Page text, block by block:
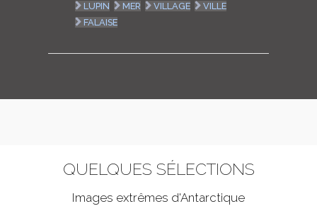
LUPIN MER VILLAGE
VILLE
FALAISE
QUELQUES SÉLECTIONS
Images extrêmes d'Antarctique